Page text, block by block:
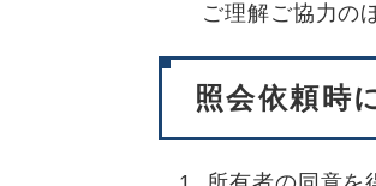
ご理解ご協力の
照会依頼時